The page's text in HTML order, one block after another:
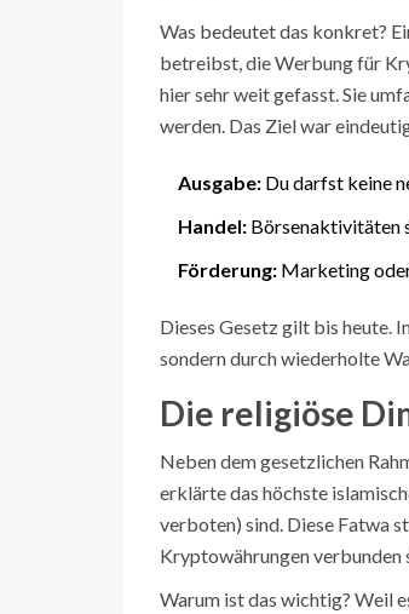
Was bedeutet das konkret?
betreibst, die Werbung für
hier sehr weit gefasst. Sie
werden. Das Ziel war
Ausgabe: Du darfst keine
Handel: Börsenaktivitäten
Förderung: Marketing
Dieses Gesetz gilt bis heute.
sondern durch wiederholte
Die religiöse
Neben dem gesetzlichen
erklärte das höchste
verboten) sind. Diese Fatwa
Kryptowährungen verbunden
Warum ist das wichtig? Weil